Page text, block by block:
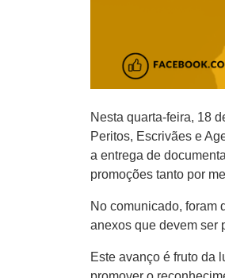
Nesta quarta-feira, 18
Peritos, Escrivães e
a entrega de
promoções tanto por
No comunicado, foram
anexos que devem ser
Este avanço é fruto da